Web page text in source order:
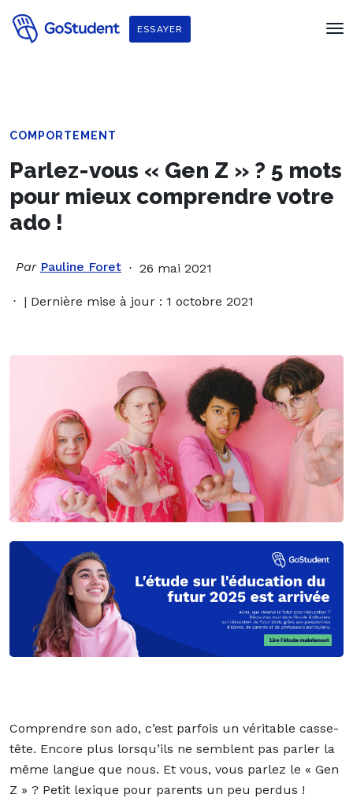
ESSAYER
COMPORTEMENT
Parlez-vous « Gen Z » ? 5 mots
pour mieux comprendre votre
ado !
Par Pauline Foret 26 mai 2021
| Dernière mise à jour : 1 octobre 2021
Comprendre son ado, c’est parfois un véritable casse-
tête. Encore plus lorsqu’ils ne semblent pas parler la
même langue que nous. Et vous, vous parlez le « Gen
Z » ? Petit lexique pour parents un peu perdus !